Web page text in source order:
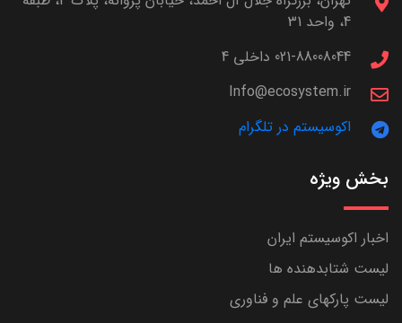
4، واحد 31
021-88008044 داخلی 4
Info@ecosystem.ir
اکوسیستم در تلگرام
بخش ویژه
اخبار اکوسیستم ایران
لیست شتابدهنده ها
لیست پارکهای علم و فناوری